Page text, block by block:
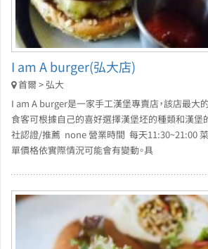
I am A burger(弘大店)
首爾 > 弘大
I am A burger是一家手工漢堡專賣店，該店最大
食客可根據自己的喜好選擇漢堡坯的種類和漢堡
社認證/推薦 none 營業時間 每天11:30~21:00
單價格依實際情況可能會有變動。具